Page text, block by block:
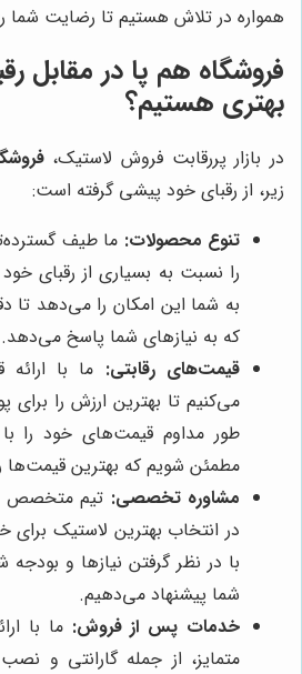
همواره در تلاش هستیم تا رضایت شما
فروشگاه هم پا در مقابل
بهتری هستیم؟
در بازار پررقابت فروش لاستیک،
زیر، از رقبای خود پیشی گرفته است:
تنوع محصولات: ما طیف
را نسبت به بسیاری از رقبای
به شما این امکان را می‌دهد تا
که به نیازهای شما پاسخ می‌دهد.
قیمت‌های رقابتی: ما با
می‌کنیم تا بهترین ارزش را برای
طور مداوم قیمت‌های خود را با
مطمئن شویم که بهترین قیمت‌ها
مشاوره تخصصی: تیم متخصص
در انتخاب بهترین لاستیک
با در نظر گرفتن نیازها و بودجه
شما پیشنهاد می‌دهیم.
خدمات پس از فروش: ما با
متمایز، از جمله گارانتی و